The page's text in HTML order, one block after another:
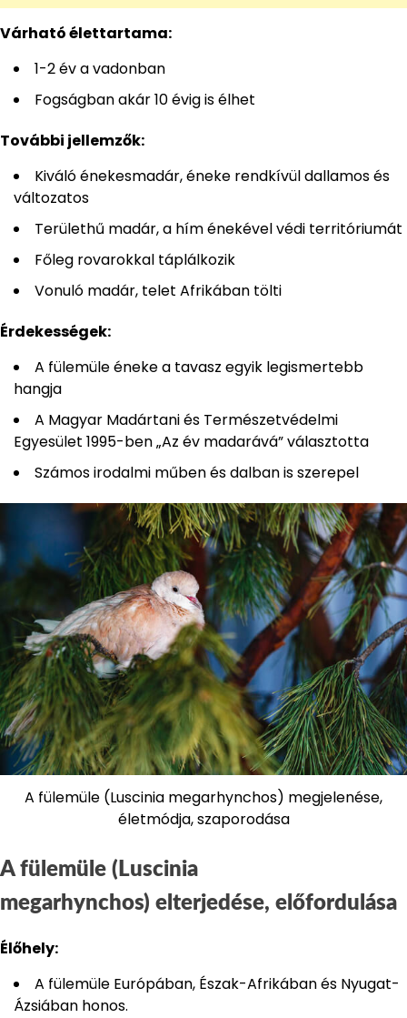
Várható élettartama:
1-2 év a vadonban
Fogságban akár 10 évig is élhet
További jellemzők:
Kiváló énekesmadár, éneke rendkívül dallamos és
változatos
Területhű madár, a hím énekével védi territóriumát
Főleg rovarokkal táplálkozik
Vonuló madár, telet Afrikában tölti
Érdekességek:
A fülemüle éneke a tavasz egyik legismertebb
hangja
A Magyar Madártani és Természetvédelmi
Egyesület 1995-ben „Az év madarává” választotta
Számos irodalmi műben és dalban is szerepel
A fülemüle (Luscinia megarhynchos) megjelenése,
életmódja, szaporodása
A fülemüle (Luscinia
megarhynchos) elterjedése, előfordulása
Élőhely:
A fülemüle Európában, Észak-Afrikában és Nyugat-
Ázsiában honos.